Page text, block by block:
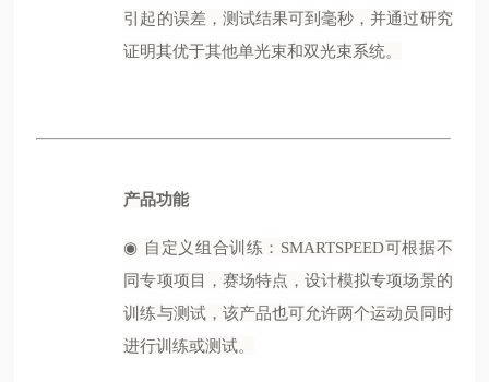
引起的误差，测试结果可到毫秒，并通过研究
证明其优于其他单光束和双光束系统。
产品功能
◉ 自定义组合训练： SMARTSPEED可根据不
同专项项目，赛场特点，设计模拟专项场景的
训练与测试，该产品也可允许两个运动员同时
进行训练或测试。